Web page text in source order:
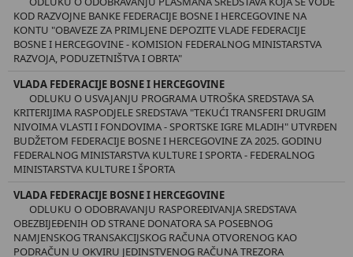
KOD RAZVOJNE BANKE FEDERACIJE BOSNE I HERCEGOVINE NA
KONTU "OBAVEZE ZA PRIMLJENE DEPOZITE VLADE FEDERACIJE
BOSNE I HERCEGOVINE - KOMISION FEDERALNOG MINISTARSTVA
RAZVOJA, PODUZETNIŠTVA I OBRTA"
VLADA FEDERACIJE BOSNE I HERCEGOVINE
ODLUKU O USVAJANJU PROGRAMA UTROŠKA SREDSTAVA SA
KRITERIJIMA RASPODJELE SREDSTAVA "TEKUĆI TRANSFERI DRUGIM
NIVOIMA VLASTI I FONDOVIMA - SPORTSKE IGRE MLADIH" UTVRĐEN
BUDŽETOM FEDERACIJE BOSNE I HERCEGOVINE ZA 2025. GODINU
FEDERALNOG MINISTARSTVA KULTURE I SPORTA - FEDERALNOG
MINISTARSTVA KULTURE I ŠPORTA
VLADA FEDERACIJE BOSNE I HERCEGOVINE
ODLUKU O ODOBRAVANJU RASPOREĐIVANJA SREDSTAVA
OBEZBIJEĐENIH OD STRANE DONATORA SA POSEBNOG
NAMJENSKOG TRANSAKCIJSKOG RAČUNA OTVORENOG KAO
PODRAČUN U OKVIRU JEDINSTVENOG RAČUNA TREZORA